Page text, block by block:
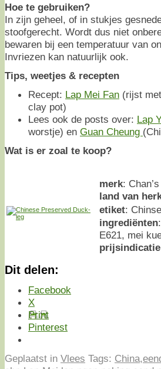
Hoe te gebruiken?
In zijn geheel, of in stukjes
stoofgerecht. Wordt dus niet
bewaren bij een temperatuur van
Invriezen kan natuurlijk ook.
Tips, weetjes & recepten
Recept: Lap Mei Fan (rijst
clay pot)
Lees ook de posts over: Lap
worstje) en Guan Cheung
Wat is er zoal te koop?
merk:
land van
etiket:
ingrediënten
E621, mei
prijsindicatie
Dit delen:
Facebook
X
Print
Pinterest
Geplaatst in Vlees Tags: China,